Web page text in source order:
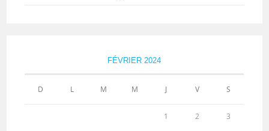
FÉVRIER 2024
D L M M J V S
1 2 3